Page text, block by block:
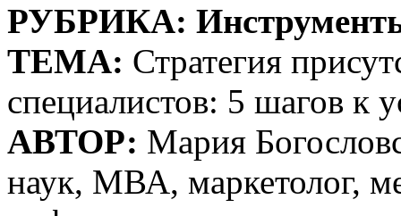
РУБРИКА:
ТЕМА: Стратегия
специалистов: 5 шагов к
АВТОР: Мария
наук, МВА, маркетолог,